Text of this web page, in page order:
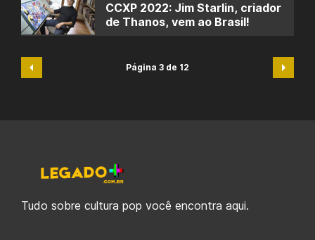
CCXP 2022: Jim Starlin, criador
de Thanos, vem ao Brasil!
Página 3 de 12
Tudo sobre cultura pop você encontra aqui.